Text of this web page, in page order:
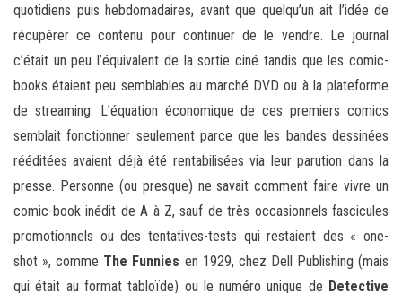
quotidiens puis hebdomadaires, avant que quelqu’un ait l’idée de
récupérer ce contenu pour continuer de le vendre. Le journal
c’était un peu l’équivalent de la sortie ciné tandis que les comic-
books étaient peu semblables au marché DVD ou à la plateforme
de streaming. L’équation économique de ces premiers comics
semblait fonctionner seulement parce que les bandes dessinées
rééditées avaient déjà été rentabilisées via leur parution dans la
presse. Personne (ou presque) ne savait comment faire vivre un
comic-book inédit de A à Z, sauf de très occasionnels fascicules
promotionnels ou des tentatives-tests qui restaient des « one-
shot », comme The Funnies en 1929, chez Dell Publishing (mais
qui était au format tabloïde) ou le numéro unique de Detective